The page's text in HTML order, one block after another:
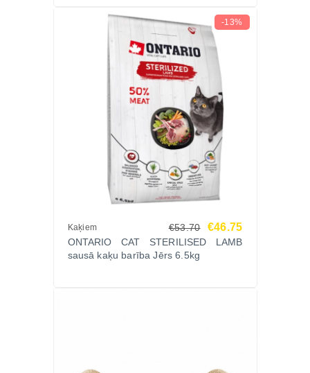
-13%
Kaķiem €53.70 €46.75
ONTARIO CAT STERILISED LAMB
sausā kaķu barība Jērs 6.5kg